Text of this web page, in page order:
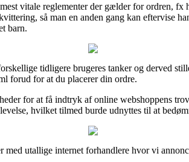
vitale reglementer der gælder for ordren,
så man en anden gang kan eftervise
barn.
tidligere brugeres tanker og derved
forud for at du placerer din ordre.
for at få indtryk af online webshoppens
hvilket tilmed burde udnyttes til at
med utallige internet forhandlere hvor vi